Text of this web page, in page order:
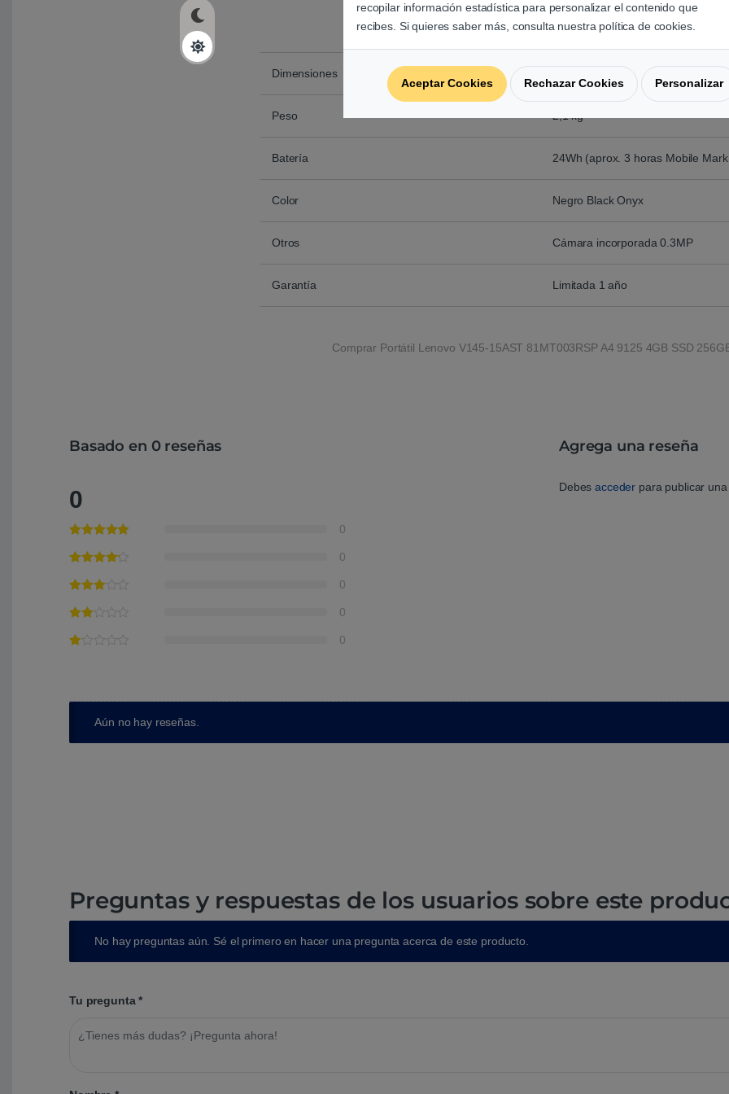
¿Añadir Microsoft Windows 10
¿Añadir Instalación de sistema
Dimensiones 375,6 x 253,4 x 22,7 mm
Peso 2,1 kg
Batería 24Wh (aprox. 3 horas Mobile
Color Negro Black Onyx
Otros Cámara incorporada 0.3MP
Garantía Limitada 1 año
Comprar Portátil Lenovo V145-15AST 81MT003RSP A4 9125 4GB SSD
Basado en 0 reseñas
0
0
0
0
0
0
Agrega una reseña
Debesacceder para publicar
Aún no hay reseñas.
Preguntas y respuestas de los usuarios sobre este
No hay preguntas aún. Sé el primero en hacer una pregunta acerca de este producto.
Tu pregunta*
recopilar información estadística para personalizar el contenido que
recibes. Si quieres saber más, consulta nuestra política de cookies.
Aceptar Cookies Rechazar Cookies Personalizar